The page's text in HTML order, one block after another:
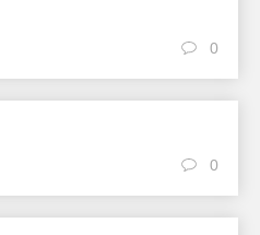
0
0